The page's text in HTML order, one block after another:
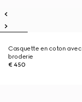
Casquette en coton avec
broderie
€ 450